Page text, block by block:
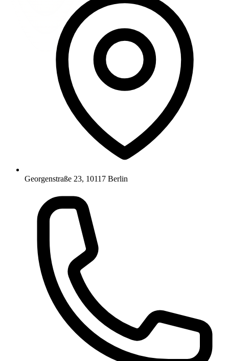
Georgenstraße 23, 10117 Berlin